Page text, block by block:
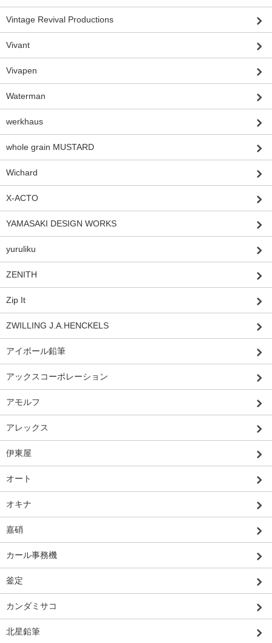
Vintage Revival Productions
Vivant
Vivapen
Waterman
werkhaus
whole grain MUSTARD
Wichard
X-ACTO
YAMASAKI DESIGN WORKS
yuruliku
ZENITH
Zip It
ZWILLING J.A.HENCKELS
アイボール鉛筆
アックスコーポレーション
アモルフ
アレックス
伊東屋
オート
オキナ
嘉硝
カール事務機
釜定
カンダミサコ
北星鉛筆